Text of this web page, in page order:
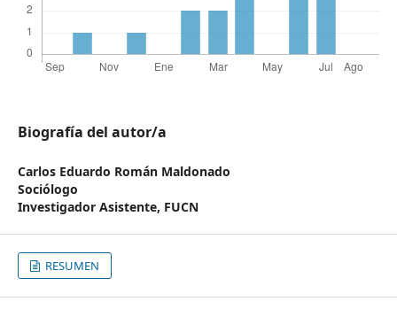
Biografía del autor/a
Carlos Eduardo Román Maldonado
Sociólogo
Investigador Asistente, FUCN
RESUMEN